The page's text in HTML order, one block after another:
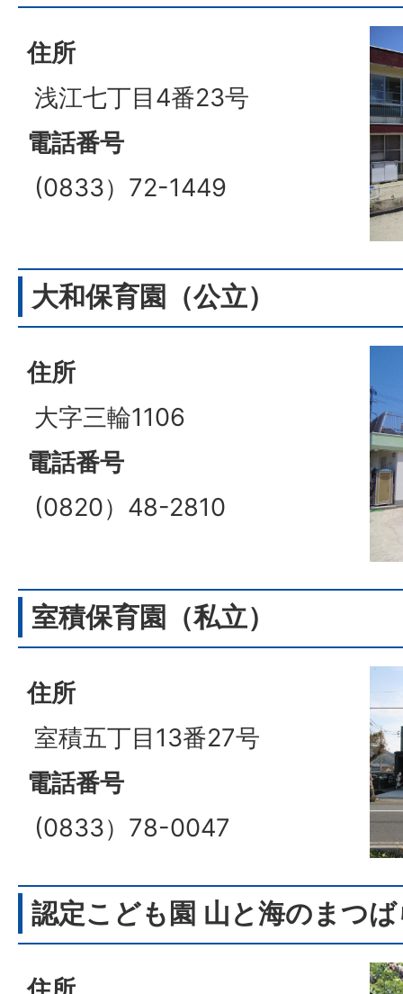
住所
浅江七丁目4番23号
電話番号
(0833）72-1449
大和保育園（公立）
住所
大字三輪1106
電話番号
(0820）48-2810
室積保育園（私立）
住所
室積五丁目13番27号
電話番号
(0833）78-0047
認定こども園 山と海のまつ